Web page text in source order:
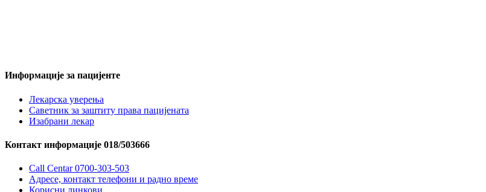
Информације за пацијенте
Лекарска уверења
Саветник за заштиту права пацијената
Изабрани лекар
Контакт информације 018/503666
Call Centar 0700-303-503
Адресe, контакт телефони и радно време